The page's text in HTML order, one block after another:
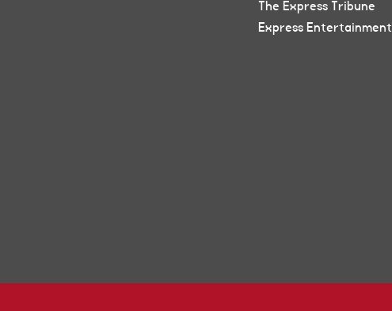
The Express Tribune
Express Entertainment